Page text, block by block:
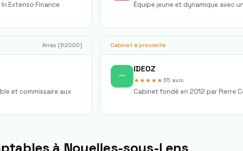
Extenso Finance
Équipe jeune et dynamique avec
Arras (62000)
et commissaire aux
Cabinet à proximité
IDEOZ
★★★★★35 avis
Cabinet fondé en 2012 par Pierre